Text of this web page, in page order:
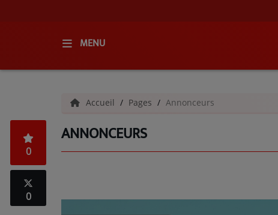
MENU
QUI SOMMES-NOUS ?
GRILLE DES PROGRAMMES
C'ÉTAIT QUOI CE TITRE ?
Accueil Pages Annonceurs
ANNONCEURS
0
0